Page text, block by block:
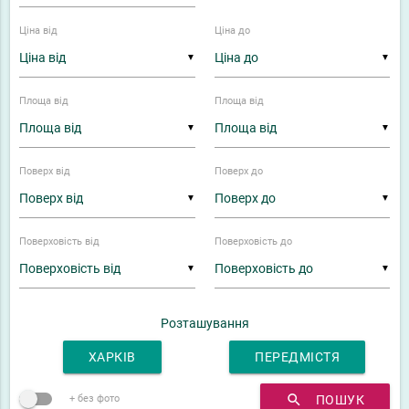
▼
Ціна від
▼
Ціна до
▼
Площа від
▼
Площа від
▼
Поверх від
▼
Поверх до
▼
Поверховість від
▼
Поверховість до
Розташування
ХАРКІВ ПЕРЕДМІСТЯ
+ без фото search ПОШУК